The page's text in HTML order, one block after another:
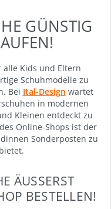
GÜNSTIG
alle Kids und Eltern
Schuhmodelle zu
Bei Ital-Design wartet
in modernen
Kleinen entdeckt zu
Online-Shops ist der
Sonderposten zu
ÄUSSERST G
BESTELLEN!